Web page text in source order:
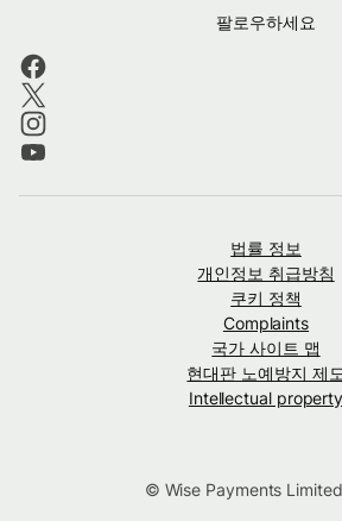
팔로우하세요
법률 정보
개인정보 취급방침
쿠키 정책
Complaints
국가 사이트 맵
현대판 노예방지 제도
Intellectual property
© Wise Payments